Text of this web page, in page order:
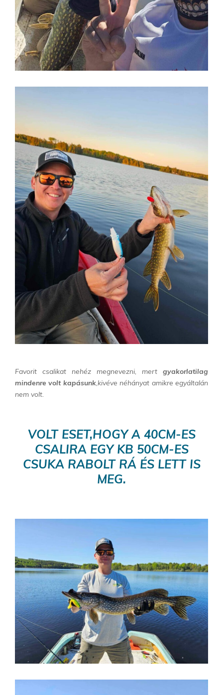
Favorit csalikat nehéz megnevezni, mert gyakorlatilag
mindenre volt kapásunk,kivéve néhányat amikre egyáltalán
nem volt.
VOLT ESET,HOGY A 40CM-ES
CSALIRA EGY KB 50CM-ES
CSUKA RABOLT RÁ ÉS LETT IS
MEG.